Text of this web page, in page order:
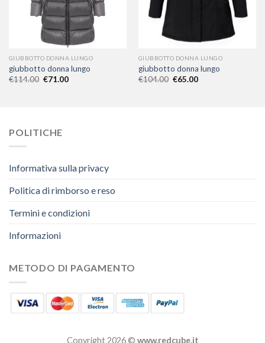
GIUBBOTTO DONNA LUNGO
giubbotto donna lungo
€114.00 €71.00
GIUBBOTTO DONNA LUNGO
giubbotto donna lungo
€104.00 €65.00
POLITICHE
Informativa sulla privacy
Politica di rimborso e reso
Termini e condizioni
Informazioni
METODO DI PAGAMENTO
Copyright 2026 © www.redcube.it